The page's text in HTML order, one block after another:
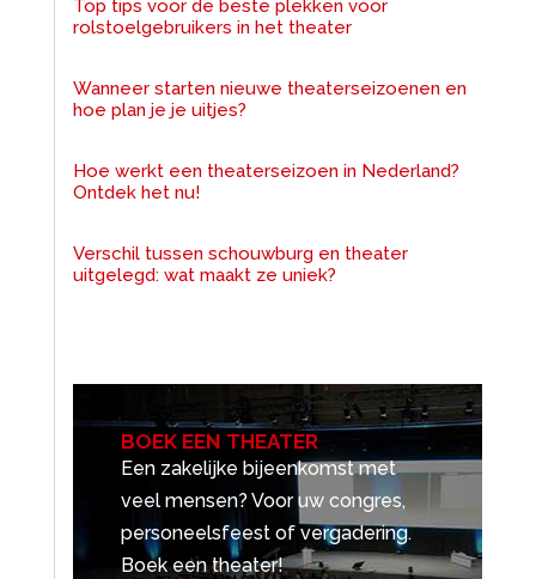
Top tips voor de beste plekken voor
rolstoelgebruikers in het theater
Wanneer starten nieuwe theaterseizoenen en
hoe plan je je uitjes?
Hoe werkt een theaterseizoen in Nederland?
Ontdek het nu!
Verschil tussen schouwburg en theater
uitgelegd: wat maakt ze uniek?
BOEK EEN THEATER
Een zakelijke bijeenkomst met
veel mensen? Voor uw congres,
personeelsfeest of vergadering.
Boek een theater!